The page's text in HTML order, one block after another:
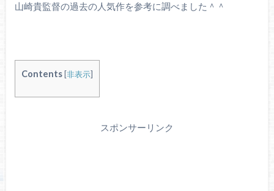
山崎貴監督の過去の人気作を参考に調べました＾＾
Contents [非表示]
スポンサーリンク